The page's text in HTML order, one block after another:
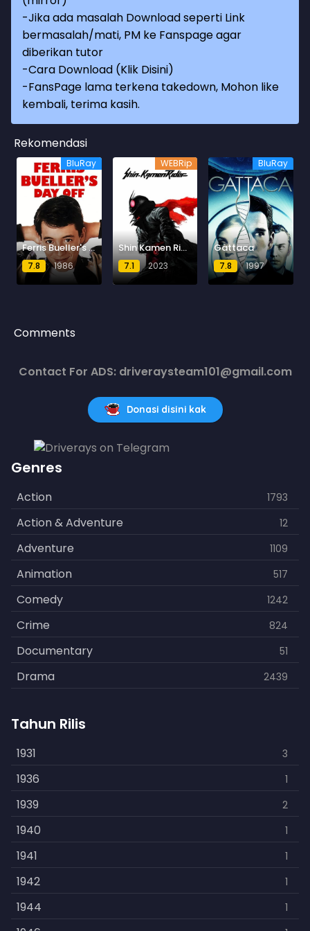
-Jika ada masalah Download seperti Link
bermasalah/mati, PM ke Fanspage agar
diberikan tutor
-Cara Download (Klik Disini)
-FansPage lama terkena takedown, Mohon like
kembali, terima kasih.
Rekomendasi
BluRay
Ferris Bueller's Day Off
7.8 1986
WEBRip
Shin Kamen Rider
7.1 2023
BluRay
Gattaca
7.8 1997
Comments
Contact For ADS: driveraysteam101@gmail.com
Donasi disini kak
Genres
Action 1793
Action & Adventure 12
Adventure 1109
Animation 517
Comedy 1242
Crime 824
Documentary 51
Drama 2439
Fantasy
History 253
Horror 901
Kids 3
Music 109
Mystery 609
Politics 15
Reality 1
Tahun Rilis
1931 3
1936 1
1939 2
1940 1
1941 1
1942 1
1944 1